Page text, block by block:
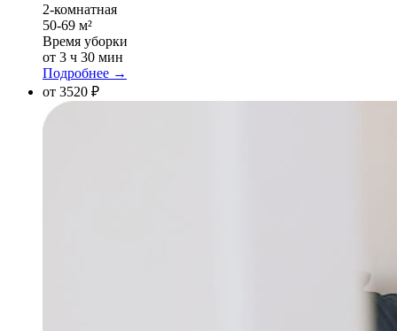
2-комнатная
50-69 м²
Время уборки
от 3 ч 30 мин
Подробнее →
от 3520 ₽